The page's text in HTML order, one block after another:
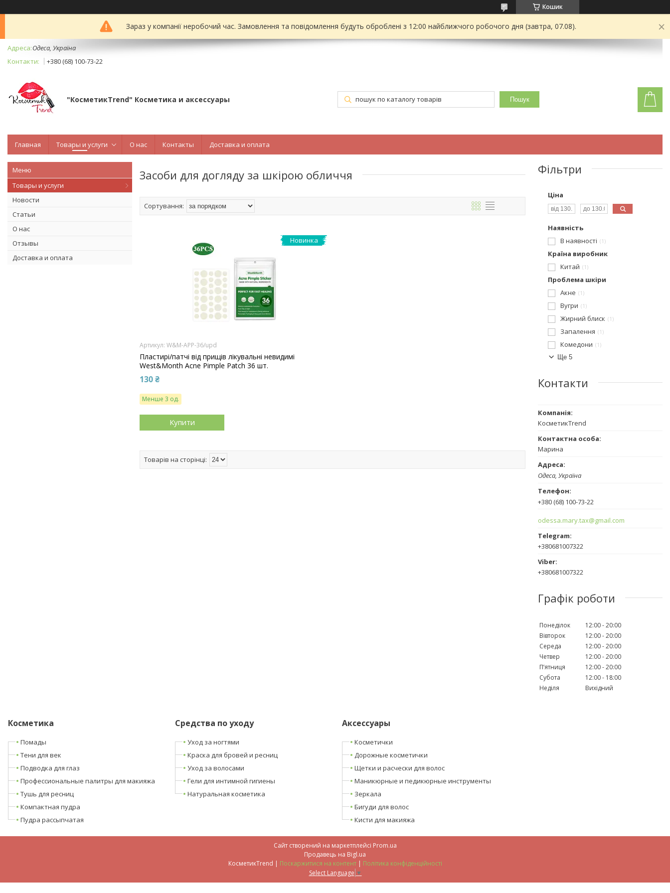
Кошик
Зараз у компанії неробочий час. Замовлення та повідомлення будуть оброблені з 12:00 найближчого робочого дня (завтра, 07.08).
Одеса, Україна
+380 (68) 100-73-22
"КосметикTrend" Косметика и аксессуары Пошук
Главная Товары и услуги О нас Контакты Доставка и оплата
Товары и услуги
Новости
Статьи
О нас
Отзывы
Доставка и оплата
Засоби для догляду за шкірою обличчя
Новинка
W&M-APP-36/upd
Пластирі/патчі від прищів лікувальні невидимі
West&Month Acne Pimple Patch 36 шт.
130 ₴
Менше 3 од.
Купити
Фільтри
Ціна
Наявність
В наявності
1
Країна виробник
Китай
1
Проблема шкіри
Акне
1
Вугри 1
Жирний блиск 1
Запалення 1
Комедони
1
Ще 5
Контакти
КосметикTrend
Марина
Одеса, Україна
+380 (68) 100-73-22
odessa.mary.tax@gmail.com
+380681007322
+380681007322
Графік роботи
Понеділок 12:00 20:00
Вівторок
12:00 20:00
Середа
12:00 20:00
Четвер
12:00 20:00
Пʼятниця
12:00 20:00
Субота
12:00
18:00
Неділя
Вихідний
Косметика
Помады
Тени для век
Подводка для глаз
Профессиональные палитры для макияжа
Тушь для ресниц
Компактная пудра
Пудра рассыпчатая
Средства по уходу
Уход за ногтями
Краска для бровей и ресниц
Уход за волосами
Гели для интимной гигиены
Натуральная косметика
Аксессуары
Косметички
Дорожные косметички
Щетки и расчески для волос
Маникюрные и педикюрные инструменты
Зеркала
Бигуди для волос
Кисти для макияжа
Сайт створений на маркетплейсі Prom.ua
Продавець на Bigl.ua
КосметикTrend | Поскаржитися на контент | Політика конфіденційності
Select Language ▼